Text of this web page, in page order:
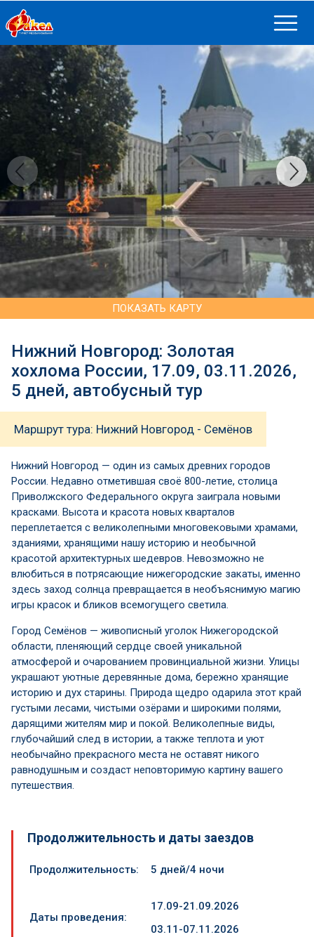
ПОКАЗАТЬ КАРТУ
Нижний Новгород: Золотая
хохлома России, 17.09, 03.11.2026,
5 дней, автобусный тур
Маршрут тура: Нижний Новгород - Семёнов
Нижний Новгород — один из самых древних городов
России. Недавно отметившая своё 800-летие, столица
Приволжского Федерального округа заиграла новыми
красками. Высота и красота новых кварталов
переплетается с великолепными многовековыми храмами,
зданиями, хранящими нашу историю и необычной
красотой архитектурных шедевров. Невозможно не
влюбиться в потрясающие нижегородские закаты, именно
здесь заход солнца превращается в необъяснимую магию
игры красок и бликов всемогущего светила.
Город Семёнов — живописный уголок Нижегородской
области, пленяющий сердце своей уникальной
атмосферой и очарованием провинциальной жизни. Улицы
украшают уютные деревянные дома, бережно хранящие
историю и дух старины. Природа щедро одарила этот край
густыми лесами, чистыми озёрами и широкими полями,
дарящими жителям мир и покой. Великолепные виды,
глубочайший след в истории, а также теплота и уют
необычайно прекрасного места не оставят никого
равнодушным и создаст неповторимую картину вашего
путешествия.
Продолжительность и даты заездов
Продолжительность: 5 дней/4 ночи
Даты проведения:
17.09-21.09.2026
03.11-07.11.2026